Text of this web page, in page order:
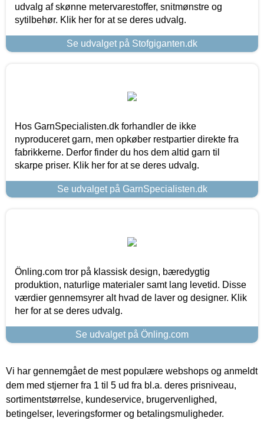
udvalg af skønne metervarestoffer, snitmønstre og
sytilbehør. Klik her for at se deres udvalg.
Se udvalget på Stofgiganten.dk
Hos GarnSpecialisten.dk forhandler de ikke
nyproduceret garn, men opkøber restpartier direkte fra
fabrikkerne. Derfor finder du hos dem altid garn til
skarpe priser. Klik her for at se deres udvalg.
Se udvalget på GarnSpecialisten.dk
Önling.com tror på klassisk design, bæredygtig
produktion, naturlige materialer samt lang levetid. Disse
værdier gennemsyrer alt hvad de laver og designer. Klik
her for at se deres udvalg.
Se udvalget på Önling.com
Vi har gennemgået de mest populære webshops og anmeldt
dem med stjerner fra 1 til 5 ud fra bl.a. deres prisniveau,
sortimentstørrelse, kundeservice, brugervenlighed,
betingelser, leveringsformer og betalingsmuligheder.